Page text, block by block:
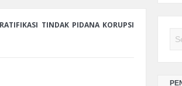
TINDAK PIDANA KORUPSI